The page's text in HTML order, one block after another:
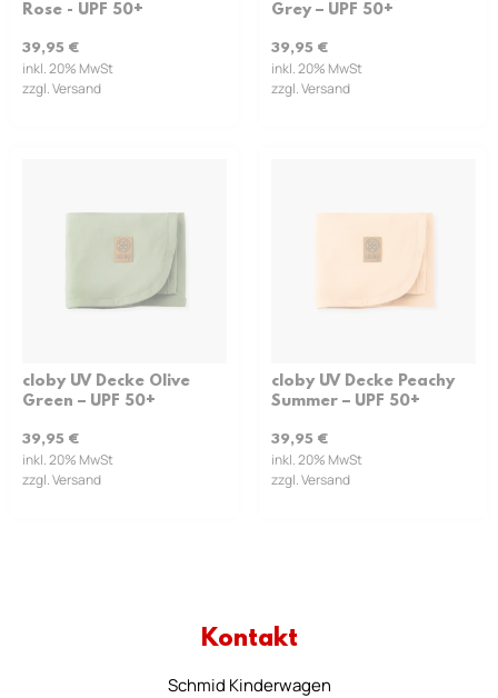
Rose - UPF 50+
39,95 €
inkl. 20% MwSt
zzgl. Versand
Grey – UPF 50+
39,95 €
inkl. 20% MwSt
zzgl. Versand
cloby UV Decke Olive
Green – UPF 50+
39,95 €
inkl. 20% MwSt
zzgl. Versand
cloby UV Decke Peachy
Summer – UPF 50+
39,95 €
inkl. 20% MwSt
zzgl. Versand
Kontakt
Schmid Kinderwagen